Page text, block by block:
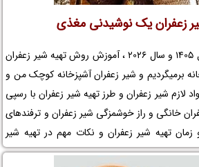
زعفران یک نوشیدنی مغذی
در این مطلب جدید در سال 1405 و سال 2026 ، آموزش روش تهیه شیر زعفران
برمیگردیم و شیر زعفران آشپزخانه کوچک من و
لازم شیر زعفران و طرز تهیه شیر زعفران با رسپی
خانگی و راز خوشمزگی شیر زعفران و ترفندهای
تهیه شیر زعفران و نکات مهم در تهیه شیر
را در نم نمک بخوانید.